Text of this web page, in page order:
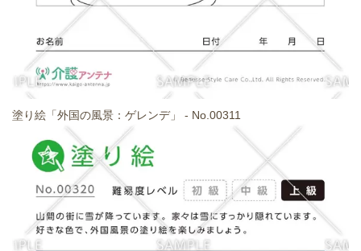
塗り絵「外国の風景：ゲレンデ」 - No.00311